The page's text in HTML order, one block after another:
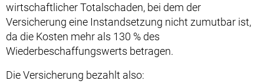
wirtschaftlicher Totalschaden, bei dem der
Versicherung eine Instandsetzung nicht zumutbar ist,
da die Kosten mehr als 130 % des
Wiederbeschaffungswerts betragen.
Die Versicherung bezahlt also: